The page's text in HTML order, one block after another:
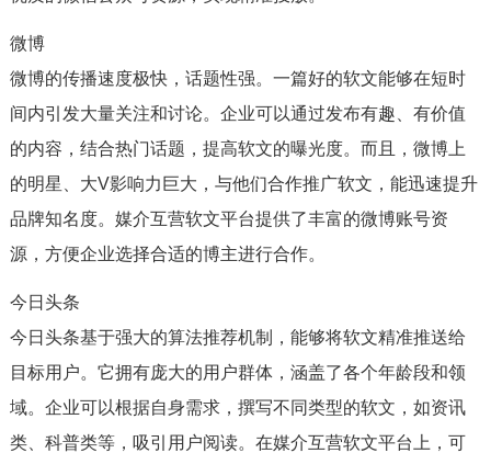
微博
微博的传播速度极快，话题性强。一篇好的软文能够在短时
间内引发大量关注和讨论。企业可以通过发布有趣、有价值
的内容，结合热门话题，提高软文的曝光度。而且，微博上
的明星、大V影响力巨大，与他们合作推广软文，能迅速提升
品牌知名度。媒介互营软文平台提供了丰富的微博账号资
源，方便企业选择合适的博主进行合作。
今日头条
今日头条基于强大的算法推荐机制，能够将软文精准推送给
目标用户。它拥有庞大的用户群体，涵盖了各个年龄段和领
域。企业可以根据自身需求，撰写不同类型的软文，如资讯
类、科普类等，吸引用户阅读。在媒介互营软文平台上，可